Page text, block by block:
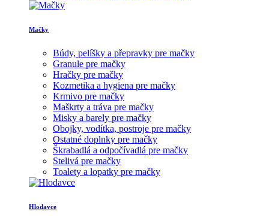
Mačky
Búdy, pelíšky a přepravky pre mačky
Granule pre mačky
Hračky pre mačky
Kozmetika a hygiena pre mačky
Krmivo pre mačky
Maškrty a tráva pre mačky
Misky a barely pre mačky
Obojky, vodítka, postroje pre mačky
Ostatné doplnky pre mačky
Škrabadlá a odpočívadlá pre mačky
Stelivá pre mačky
Toalety a lopatky pre mačky
Hlodavce